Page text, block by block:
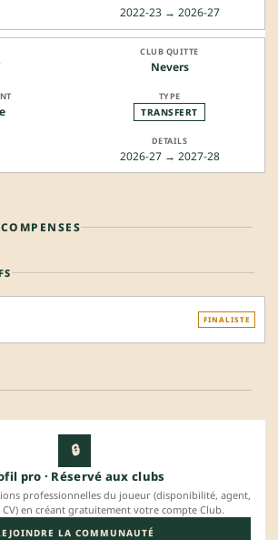
2022-23 → 2026-27
Nevers
TRANSFERT
2026-27 → 2027-28
FINALISTE
🔒
pro · Réservé aux clubs
professionnelles du joueur (disponibilité, agent,
en créant gratuitement votre compte Club.
LA COMMUNAUTÉ